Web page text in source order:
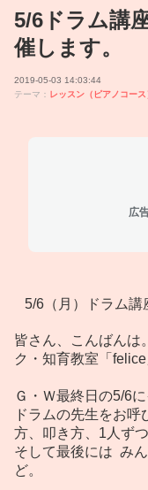
5/6ドラム講
催します。
2019-05-03 14:03:44
テーマ： レッスン（ピアノコース
広
5/6（月）ドラム講
皆さん、こんばんは
ク・知育教室「
Ｇ・Ｗ最終日の5/6
ドラムの先生をお
方、叩き方、1人ずつ
そして最後には み
ど。